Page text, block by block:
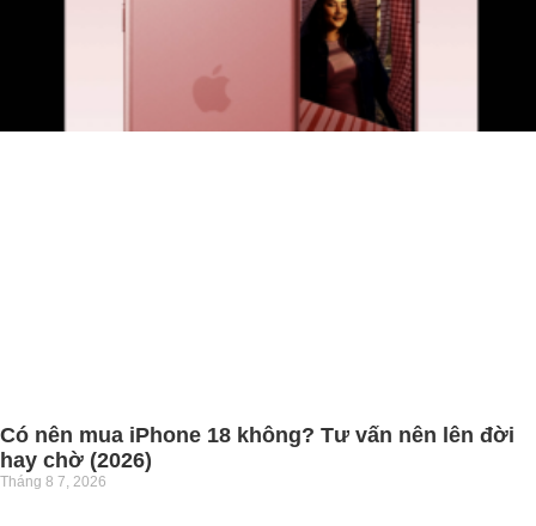
Có nên mua iPhone 18 không? Tư vấn nên lên đời
hay chờ (2026)
Tháng 8 7, 2026